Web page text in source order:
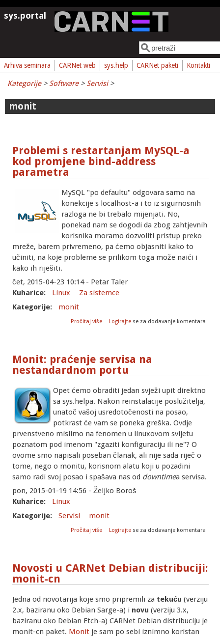
Skoči na glavni sadržaj
sys.portal
Obrazac pretrage
Pretraga
Arhiva seminara CARNet web sys.help CARNet paketi Kontakti
Kategorije> Software> Servisi>
monit
Problemi s restartanjam MySQL-a
kod promjene bind-address
parametra
MySQL "po defaultu" odgovara samo na
konekcije s localhost-a i to iz sigurnosnih
razloga ne bi trebalo mijenjati. No,
ponekad nam se dogodi da zbog zahtjevnih
korisnika moramo dozvoliti pristup preko
mreže, barem privremeno, pa ćemo objasniti kako to
učiniti, na koje probleme se prilikom toga može naići i
kako ih riješiti.
čet, 2015-04-23 10:14 - Petar Taler
Kuharice:
Linux
Za sistemce
Kategorije:
monit
Pročitaj više
o Problemi s restartanjam MySQL-a kod
Logirajte se za dodavanje komentara
Monit: praćenje servisa na
nestandardnom portu
Opet ćemo obraditi jedan svježi upit direktno
sa sys.helpa. Nakon reinstalacije poslužitelja,
unatoč vašoj usredotočenosti na posao,
potkrast će vam se poneka greška. Ovdje
prvenstveno mislimo na fenomen u linuxovom svijetu
poznatom pod imenom "zgaziti konfiguraciju ili ne"? O
ovome smo napisali poseban članak, ali nije sada riječ o
tome, nego o monitu, korisnom alatu koji u pozadini
samo radi svoj posao i spašava nas od downtimea servisa.
pon, 2015-01-19 14:56 - Željko Boroš
Kuharice:
Linux
Kategorije:
Servisi monit
Pročitaj više
o Monit: praćenje servisa na
Logirajte se za dodavanje komentara
Novosti u CARNet Debian distribuciji:
monit-cn
Jedna od novotarija koje smo pripremili za tekuću (verziju
2.x, baziranu oko Debian Sarge-a) i novu (verziju 3.x,
baziranu oko Debian Etch-a) CARNet Debian distribuciju je
monit-cn paket. Monit je sam po sebi iznimno koristan